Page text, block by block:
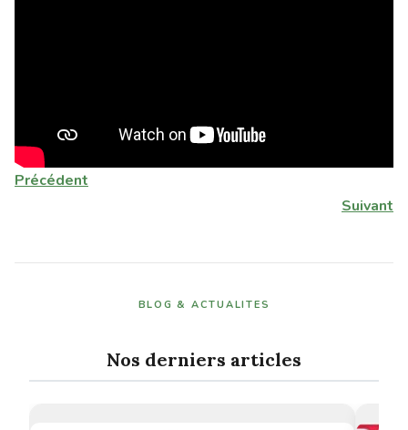
Précédent
Suivant
BLOG & ACTUALITES
Nos derniers articles